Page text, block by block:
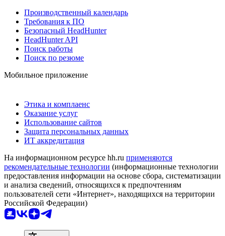
Производственный календарь
Требования к ПО
Безопасный HeadHunter
HeadHunter API
Поиск работы
Поиск по резюме
Мобильное приложение
Этика и комплаенс
Оказание услуг
Использование сайтов
Защита персональных данных
ИТ аккредитация
На информационном ресурсе hh.ru применяются
рекомендательные технологии (информационные технологии
предоставления информации на основе сбора, систематизации
и анализа сведений, относящихся к предпочтениям
пользователей сети «Интернет», находящихся на территории
Российской Федерации)